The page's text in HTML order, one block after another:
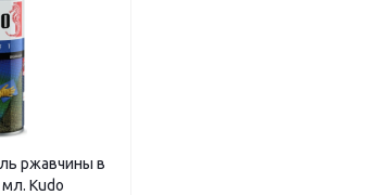
ржавчины в
мл. Кudo